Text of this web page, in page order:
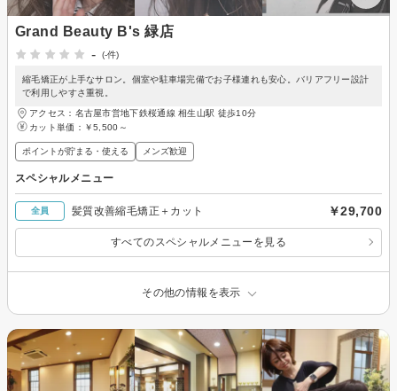
Grand Beauty B's 緑店
-
(-件)
縮毛矯正が上手なサロン。個室や駐車場完備でお子様連れも安心。バリアフリー設計
で利用しやすさ重視。
アクセス：名古屋市営地下鉄桜通線 相生山駅 徒歩10分
カット単価： ￥5,500～
ポイントが貯まる・使える メンズ歓迎
スペシャルメニュー
全員 髪質改善縮毛矯正＋カット ￥29,700
すべてのスペシャルメニューを見る
その他の情報を表示